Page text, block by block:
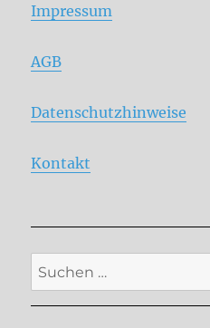
Impressum
AGB
Datenschutzhinweise
Kontakt
Suche
nach: